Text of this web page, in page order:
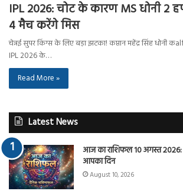
IPL 2026: चोट के कारण MS धोनी 2
4 मैच करेंगे मिस
चेन्नई सुपर किंग्स के लिए बड़ा झटका! कप्तान महेंद्र सिंह धोनी
IPL 2026 के…
Read More »
Latest News
आज का राशिफल 10 अगस्त
आपका दिन
August 10, 2026